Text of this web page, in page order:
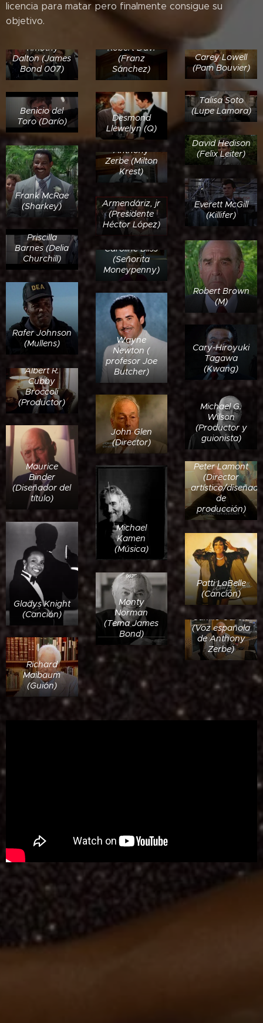
licencia para matar pero finalmente consigue su
objetivo.
Timothy
Dalton (James
Bond 007)
Robert Davi
(Franz
Sánchez)
Carey Lowell
(Pam Bouvier)
Talisa Soto
(Lupe Lamora)
Benicio del
Toro (Darío)
Desmond
Llewelyn (Q)
David Hedison
(Felix Leiter)
Frank McRae
(Sharkey)
Anthony
Zerbe (Milton
Krest)
Everett McGill
(Killifer)
Pedro
Armendáriz, jr
(Presidente
Héctor López)
Priscilla
Barnes (Delia
Churchill)
Robert Brown
(M)
Caroline Bliss
(Señorita
Moneypenny)
Rafer Johnson
(Mullens)
Wayne
Newton (
profesor Joe
Butcher)
Cary-Hiroyuki
Tagawa
(Kwang)
Albert R.
Cubby
Broccoli
(Productor)
Michael G.
Wilson
(Productor y
guionista)
John Glen
(Director)
Maurice
Binder
(Diseñador del
título)
Peter Lamont
(Director
artístico/
de
producción)
Michael
Kamen
(Música)
Gladys Knight
(Canción)
Patti LaBelle
(Canción)
Monty
Norman
(Tema James
Bond)
Camilo García
(Voz española
de Anthony
Zerbe)
Richard
Maibaum
(Guión)